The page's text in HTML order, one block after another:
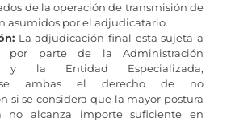
de la operación de transmisión de
asumidos por el adjudicatario.
La adjudicación final esta sujeta a
por parte de la Administración
y la Entidad Especializada,
ambas el derecho de no
si se considera que la mayor postura
no alcanza importe suficiente en